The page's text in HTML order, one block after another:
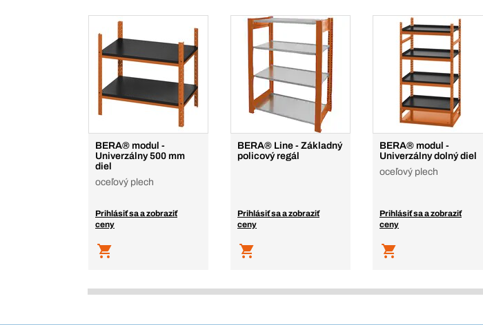
BERA® modul -
Univerzálny 500 mm
diel
oceľový plech
Prihlásiť sa a zobraziť
ceny
BERA® Line - Základný
policový regál
Prihlásiť sa a zobraziť
ceny
BERA® modul -
Univerzálny dolný diel
oceľový plech
Prihlásiť sa a zobraziť
ceny